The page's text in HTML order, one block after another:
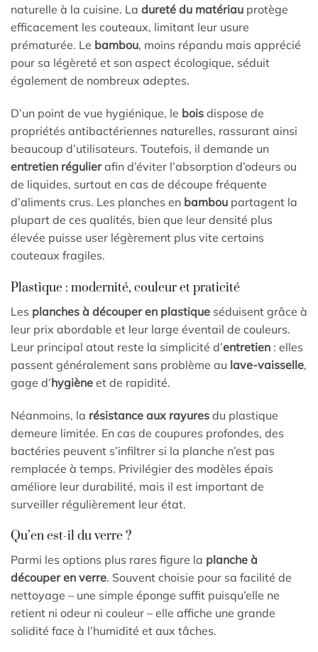
naturelle à la cuisine. La dureté du matériau protège
efficacement les couteaux, limitant leur usure
prématurée. Le bambou, moins répandu mais apprécié
pour sa légèreté et son aspect écologique, séduit
également de nombreux adeptes.
D’un point de vue hygiénique, le bois dispose de
propriétés antibactériennes naturelles, rassurant ainsi
beaucoup d’utilisateurs. Toutefois, il demande un
entretien régulierafin d’éviter l’absorption d’odeurs ou
de liquides, surtout en cas de découpe fréquente
d’aliments crus. Les planches en bambou partagent la
plupart de ces qualités, bien que leur densité plus
élevée puisse user légèrement plus vite certains
couteaux fragiles.
Plastique : modernité, couleur et praticité
Les planches à découper en plastique séduisent grâce à
leur prix abordable et leur large éventail de couleurs.
Leur principal atout reste la simplicité d’entretien : elles
passent généralement sans problème au lave-vaisselle,
gage d’hygiène et de rapidité.
Néanmoins, la résistance aux rayures du plastique
demeure limitée. En cas de coupures profondes, des
bactéries peuvent s’infiltrer si la planche n’est pas
remplacée à temps. Privilégier des modèles épais
améliore leur durabilité, mais il est important de
surveiller régulièrement leur état.
Qu’en est-il du verre ?
Parmi les options plus rares figure la planche à
découper en verre. Souvent choisie pour sa facilité de
nettoyage – une simple éponge suffit puisqu’elle ne
retient ni odeur ni couleur – elle affiche une grande
solidité face à l’humidité et aux tâches.